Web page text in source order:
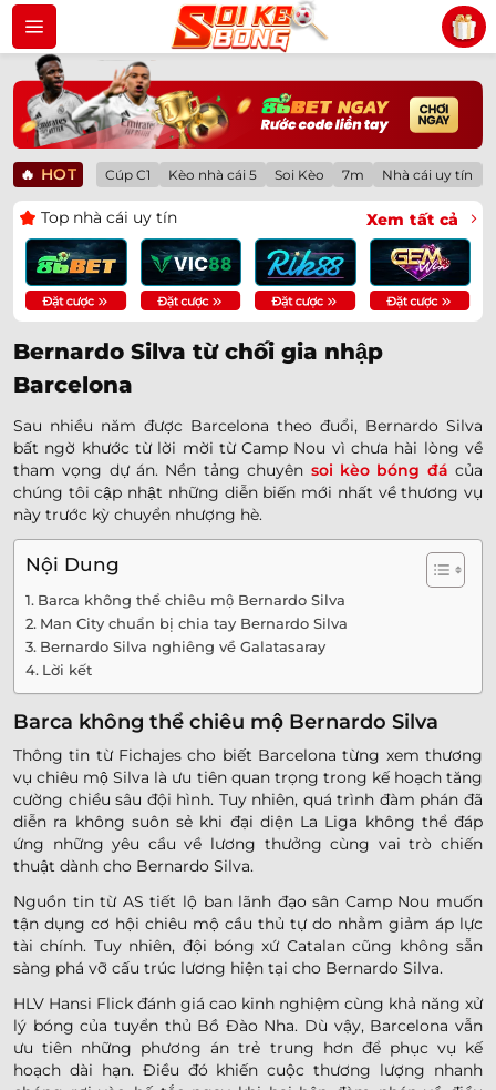
Bỏ
qua
dung
🔥 HOT Cúp C1 Kèo nhà cái 5 Soi Kèo 7m Nhà cái uy tín
Top nhà cái uy tín Xem tất cả
Bernardo Silva từ chối gia nhập
Barcelona
Sau nhiều năm được Barcelona theo đuổi, Bernardo Silva
bất ngờ khước từ lời mời từ Camp Nou vì chưa hài lòng về
tham vọng dự án. Nền tảng chuyên soi kèo bóng đá của
chúng tôi cập nhật những diễn biến mới nhất về thương vụ
này trước kỳ chuyển nhượng hè.
Nội Dung
Barca không thể chiêu mộ Bernardo Silva
Man City chuẩn bị chia tay Bernardo Silva
Bernardo Silva nghiêng về Galatasaray
Lời kết
Barca không thể chiêu mộ Bernardo Silva
Thông tin từ Fichajes cho biết Barcelona từng xem thương
vụ chiêu mộ Silva là ưu tiên quan trọng trong kế hoạch tăng
cường chiều sâu đội hình. Tuy nhiên, quá trình đàm phán đã
diễn ra không suôn sẻ khi đại diện La Liga không thể đáp
ứng những yêu cầu về lương thưởng cùng vai trò chiến
thuật dành cho Bernardo Silva.
Nguồn tin từ AS tiết lộ ban lãnh đạo sân Camp Nou muốn
tận dụng cơ hội chiêu mộ cầu thủ tự do nhằm giảm áp lực
tài chính. Tuy nhiên, đội bóng xứ Catalan cũng không sẵn
sàng phá vỡ cấu trúc lương hiện tại cho Bernardo Silva.
HLV Hansi Flick đánh giá cao kinh nghiệm cùng khả năng xử
lý bóng của tuyển thủ Bồ Đào Nha. Dù vậy, Barcelona vẫn
ưu tiên những phương án trẻ trung hơn để phục vụ kế
hoạch dài hạn. Điều đó khiến cuộc thương lượng nhanh